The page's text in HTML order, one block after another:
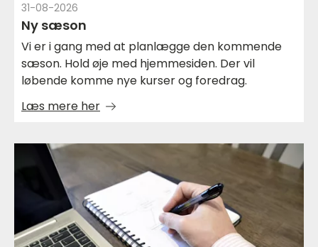
31-08-2026
Ny sæson
Vi er i gang med at planlægge den kommende
sæson. Hold øje med hjemmesiden. Der vil
løbende komme nye kurser og foredrag.
Læs mere her